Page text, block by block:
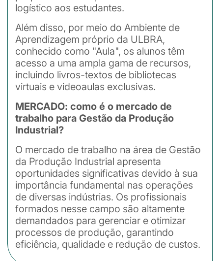
logístico aos estudantes.
Além disso, por meio do Ambiente de
Aprendizagem próprio da ULBRA,
conhecido como "Aula", os alunos têm
acesso a uma ampla gama de recursos,
incluindo livros-textos de bibliotecas
virtuais e videoaulas exclusivas.
MERCADO: como é o mercado de
trabalho para Gestão da Produção
Industrial?
O mercado de trabalho na área de Gestão
da Produção Industrial apresenta
oportunidades significativas devido à sua
importância fundamental nas operações
de diversas indústrias. Os profissionais
formados nesse campo são altamente
demandados para gerenciar e otimizar
processos de produção, garantindo
eficiência, qualidade e redução de custos.